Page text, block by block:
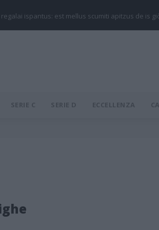
regalai ispantus: est mellus scumiti apitzus de is
SERIE C SERIE D ECCELLENZA